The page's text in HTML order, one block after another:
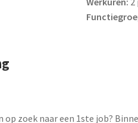
op zoek naar een 1ste job?